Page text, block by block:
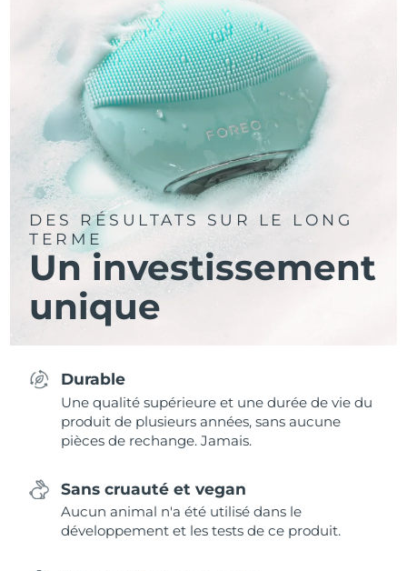
DES RÉSULTATS SUR LE LONG
TERME
Un investissement
unique
Durable
Une qualité supérieure et une durée de vie du
produit de plusieurs années, sans aucune
pièces de rechange. Jamais.
Sans cruauté et vegan
Aucun animal n'a été utilisé dans le
développement et les tests de ce produit.